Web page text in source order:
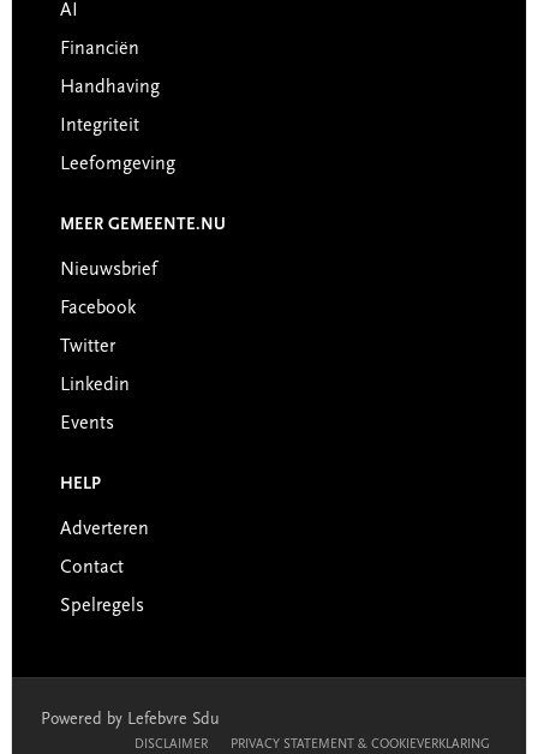
AI
Financiën
Handhaving
Integriteit
Leefomgeving
MEER GEMEENTE.NU
Nieuwsbrief
Facebook
Twitter
Linkedin
Events
HELP
Adverteren
Contact
Spelregels
Powered by Lefebvre Sdu
DISCLAIMER PRIVACY STATEMENT & COOKIEVERKLARING